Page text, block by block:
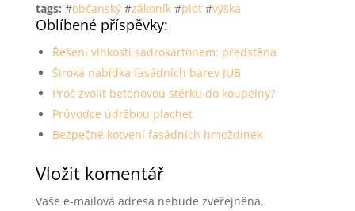
tags: #občanský#zákoník#plot#výška
Oblíbené příspěvky:
Řešení vlhkosti sádrokartonem: předstěna
Široká nabídka fasádních barev JUB
Proč zvolit betonovou stěrku do koupelny?
Průvodce údržbou plachet
Bezpečné kotvení fasádních hmoždinek
Vložit komentář
Vaše e-mailová adresa nebude zveřejněna.